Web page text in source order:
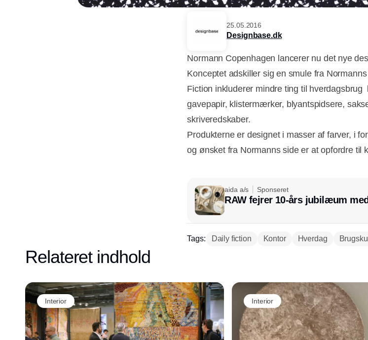
25.05.2016
Designbase.dk
Normann Copenhagen lancerer nu det nye
Konceptet adskiller sig en smule fra
Fiction inkluderer mindre ting til hverdagsbrug
gavepapir, klistermærker, blyantspidsere,
skriveredskaber.
Produkterne er designet i masser af farver, i
og ønsket fra Normanns side er at opfordre til
Annonce
aida a/s Sponseret
RAW fejrer 10-års jubilæum
Tags: Daily fiction Kontor Hverdag
Relateret indhold
Interior Interior